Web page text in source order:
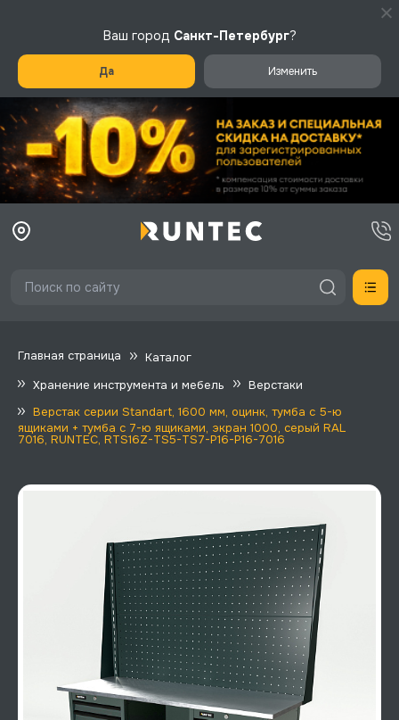
Ваш город Санкт-Петербург?
Да Изменить
Главная страница
Каталог
Хранение инструмента и мебель
Верстаки
Верстак серии Standart, 1600 мм, оцинк, тумба с 5-ю
ящиками + тумба с 7-ю ящиками, экран 1000, серый RAL
7016, RUNTEC, RTS16Z-TS5-TS7-P16-P16-7016